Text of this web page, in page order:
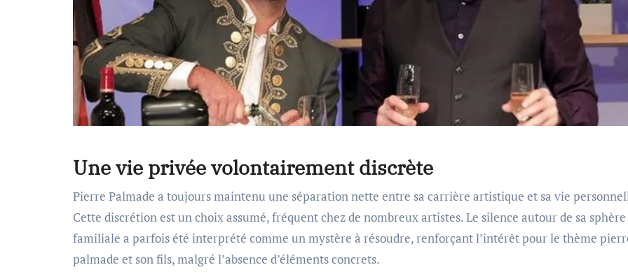
Une vie privée volontairement discrète
Pierre Palmade a toujours maintenu une séparation nette entre sa carrière artistique et sa vie
Cette discrétion est un choix assumé, fréquent chez de nombreux artistes. Le silence autour de sa sphère
familiale a parfois été interprété comme un mystère à résoudre, renforçant l’intérêt pour le thème
palmade et son fils, malgré l’absence d’éléments concrets.